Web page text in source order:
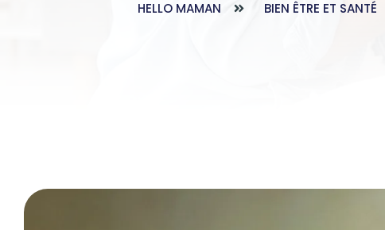
HELLO MAMAN BIEN ÊTRE ET SANTÉ